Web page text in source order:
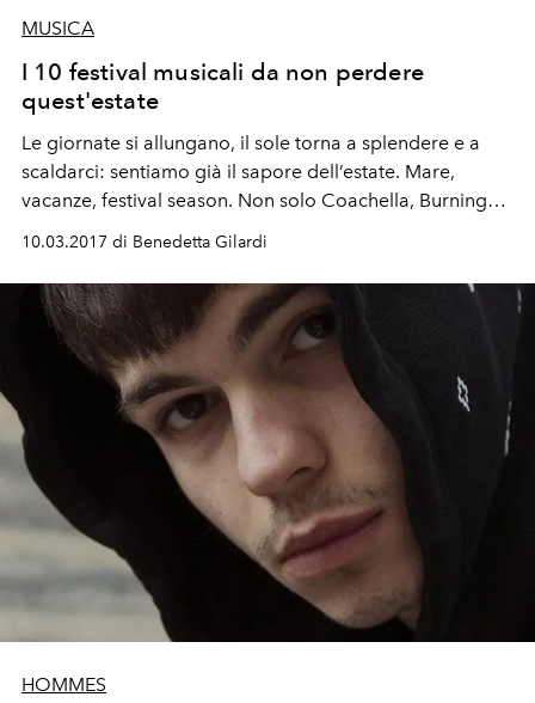
MUSICA
I 10 festival musicali da non perdere
quest'estate
Le giornate si allungano, il sole torna a splendere e a
scaldarci: sentiamo già il sapore dell’estate. Mare,
vacanze, festival season. Non solo Coachella, Burning
ogni parte del mondo.
10.03.2017 di Benedetta Gilardi
HOMMES